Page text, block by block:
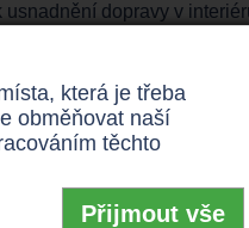
dopravy v
oinvalidních vozících
která je třeba
obměňovat naší
těchto
Přijmout vše